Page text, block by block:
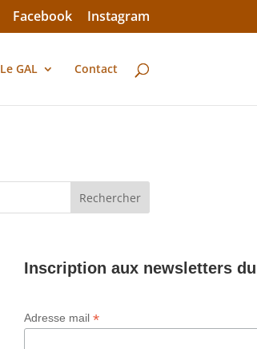
Facebook Instagram
Le GAL Contact
Inscription aux newsletters
Adresse mail*